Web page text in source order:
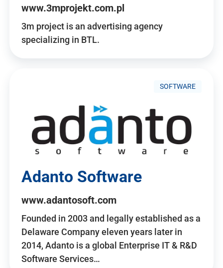
www.3mprojekt.com.pl
3m project is an advertising agency
specializing in BTL.
SOFTWARE
Adanto Software
www.adantosoft.com
Founded in 2003 and legally established as a
Delaware Company eleven years later in
2014, Adanto is a global Enterprise IT & R&D
Software Services…